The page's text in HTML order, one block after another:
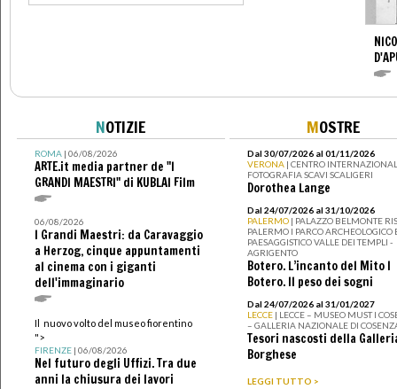
NOTIZIE
ROMA| 06/08/2026
ARTE.it media partner de "I
GRANDI MAESTRI" di KUBLAI Film
06/08/2026
I Grandi Maestri: da Caravaggio
a Herzog, cinque appuntamenti
al cinema con i giganti
dell'immaginario
Il nuovo volto del museo fiorentino
">
FIRENZE| 06/08/2026
Nel futuro degli Uffizi. Tra due
anni la chiusura dei lavori
MOSTRE
Dal 30/07/2026 al 01/11/2026
VERONA | CENTRO
FOTOGRAFIA SCAVI SCALIGERI
Dorothea Lange
Dal 24/07/2026 al 31/10/2026
PALERMO | PALAZZO BELMONTE
PALERMO I PARCO ARCHEOLOGICO
PAESAGGISTICO VALLE DEI TEMPLI -
AGRIGENTO
Botero. L’incanto del Mito I
Botero. Il peso dei sogni
Dal 24/07/2026 al 31/01/2027
LECCE | LECCE – MUSEO MUST I
– GALLERIA NAZIONALE DI
Tesori nascosti della
Borghese
LEGGI TUTTO >